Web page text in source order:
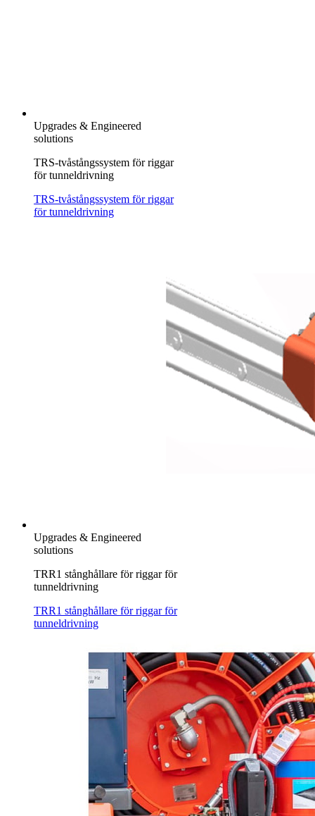
Upgrades & Engineered
solutions
TRS-tvåstångssystem för riggar
för tunneldrivning
TRS-tvåstångssystem för riggar
för tunneldrivning
Upgrades & Engineered
solutions
TRR1 stånghållare för riggar för
tunneldrivning
TRR1 stånghållare för riggar för
tunneldrivning